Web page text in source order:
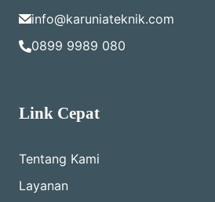
info@karuniateknik.com
0899 9989 080
Link Cepat
Tentang Kami
Layanan